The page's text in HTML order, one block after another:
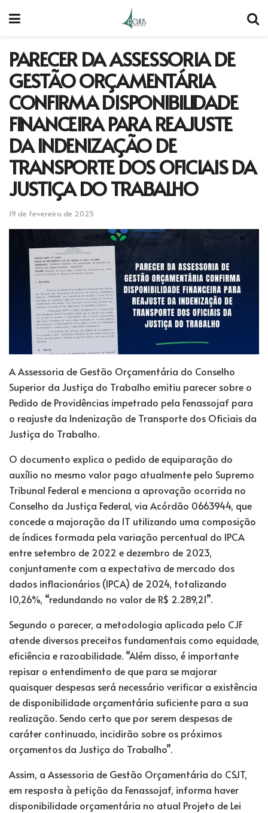
PARECER DA ASSESSORIA DE
GESTÃO ORÇAMENTÁRIA
CONFIRMA DISPONIBILIDADE
FINANCEIRA PARA REAJUSTE
DA INDENIZAÇÃO DE
TRANSPORTE DOS OFICIAIS DA
JUSTIÇA DO TRABALHO
19 de fevereiro de 2025
A Assessoria de Gestão Orçamentária do Conselho
Superior da Justiça do Trabalho emitiu parecer sobre o
Pedido de Providências impetrado pela Fenassojaf para
o reajuste da Indenização de Transporte dos Oficiais da
Justiça do Trabalho.
O documento explica o pedido de equiparação do
auxílio no mesmo valor pago atualmente pelo Supremo
Tribunal Federal e menciona a aprovação ocorrida no
Conselho da Justiça Federal, via Acórdão 0663944, que
concede a majoração da IT utilizando uma composição
de índices formada pela variação percentual do IPCA
entre setembro de 2022 e dezembro de 2023,
conjuntamente com a expectativa de mercado dos
dados inflacionários (IPCA) de 2024, totalizando
10,26%, “redundando no valor de R$ 2.289,21”.
Segundo o parecer, a metodologia aplicada pelo CJF
atende diversos preceitos fundamentais como equidade,
eficiência e razoabilidade. “Além disso, é importante
repisar o entendimento de que para se majorar
quaisquer despesas será necessário verificar a existência
de disponibilidade orçamentária suficiente para a sua
realização. Sendo certo que por serem despesas de
caráter continuado, incidirão sobre os próximos
orçamentos da Justiça do Trabalho”.
Assim, a Assessoria de Gestão Orçamentária do CSJT,
em resposta à petição da Fenassojaf, informa haver
disponibilidade orçamentária no atual Projeto de Lei